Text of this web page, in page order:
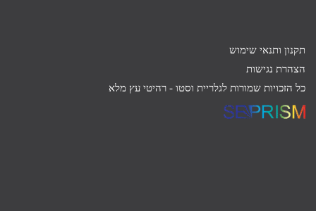
תקנון ותנאי שימוש
הצהרת נגישות
כל הזכויות שמורות לגלריית וסטו - רהיטי עץ מלא